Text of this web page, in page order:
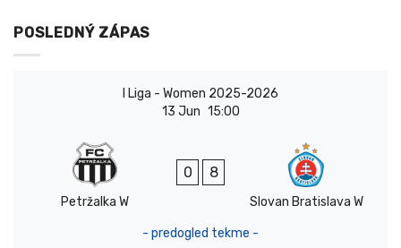
POSLEDNÝ ZÁPAS
I Liga - Women 2025-2026
13 Jun 15:00
Petržalka W
0 8
Slovan Bratislava W
- predogled tekme -